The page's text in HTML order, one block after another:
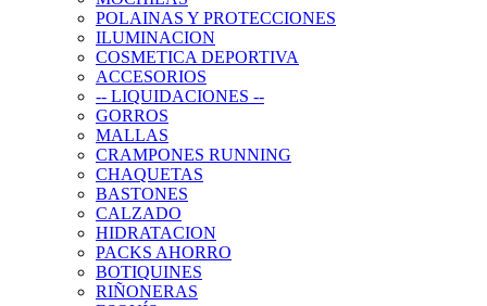
POLAINAS Y PROTECCIONES
ILUMINACION
COSMETICA DEPORTIVA
ACCESORIOS
-- LIQUIDACIONES --
GORROS
MALLAS
CRAMPONES RUNNING
CHAQUETAS
BASTONES
CALZADO
HIDRATACION
PACKS AHORRO
BOTIQUINES
RIÑONERAS